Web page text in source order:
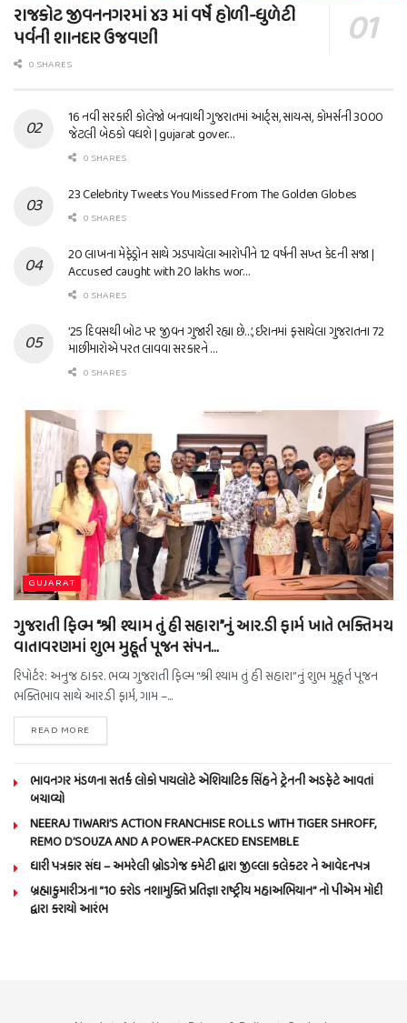
રાજકોટ જીવનનગરમાં ૪૩ માં વર્ષે હોળી-ધુળેટી
પર્વની શાનદાર ઉજવણી
0 SHARES
16 નવી સરકારી કોલેજો બનવાથી ગુજરાતમાં આર્ટ્સ, સાયન્સ, કોમર્સની 3000
જેટલી બેઠકો વધશે | gujarat gover…
0 SHARES
23 Celebrity Tweets You Missed From The Golden Globes
0 SHARES
20 લાખના મેફેડ્રોન સાથે ઝડપાયેલા આરોપીને 12 વર્ષની સખ્ત કેદની સજા |
Accused caught with 20 lakhs wor…
0 SHARES
’25 દિવસથી બોટ પર જીવન ગુજારી રહ્યા છે…’, ઈરાનમાં ફસાયેલા ગુજરાતના 72
માછીમારોએ પરત લાવવા સરકારને …
0 SHARES
GUJARAT
ગુજરાતી ફિલ્મ “શ્રી શ્યામ તું હી સહારા”નું આર.ડી ફાર્મ ખાતે ભક્તિમય
વાતાવરણમાં શુભ મુહૂર્ત પૂજન સંપન…
રિપોર્ટર: અનુજ ઠાકર. ભવ્ય ગુજરાતી ફિલ્મ “શ્રી શ્યામ તું હી સહારા”નું શુભ મુહૂર્ત પૂજન
ભક્તિભાવ સાથે આર.ડી ફાર્મ, ગામ –...
READ MORE
ભાવનગર મંડળના સતર્ક લોકો પાયલોટે એશિયાટિક સિંહને ટ્રેનની અડફેટે આવતાં
બચાવ્યો
NEERAJ TIWARI’S ACTION FRANCHISE ROLLS WITH TIGER SHROFF,
REMO D’SOUZA AND A POWER-PACKED ENSEMBLE
ધારી પત્રકાર સંઘ – અમરેલી બ્રોડગેજ કમેટી દ્વારા જીલ્લા કલેકટર ને આવેદનપત્ર
બ્રહ્માકુમારીઝના “10 કરોડ નશામુક્તિ પ્રતિજ્ઞા રાષ્ટ્રીય મહાઅભિયાન” નો પીએમ મોદી
દ્વારા કરાયો આરંભ